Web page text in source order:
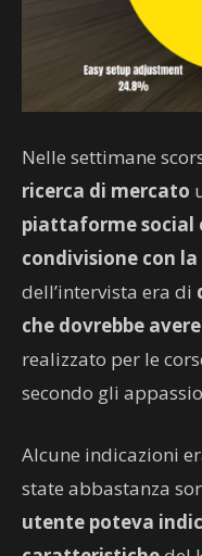
Nelle settimane
ricerca di mercato
piattaforme social
condivisione con
dell’intervista era di
che dovrebbe
realizzato per le
secondo gli
Alcune indicazioni
state abbastanza
utente poteva